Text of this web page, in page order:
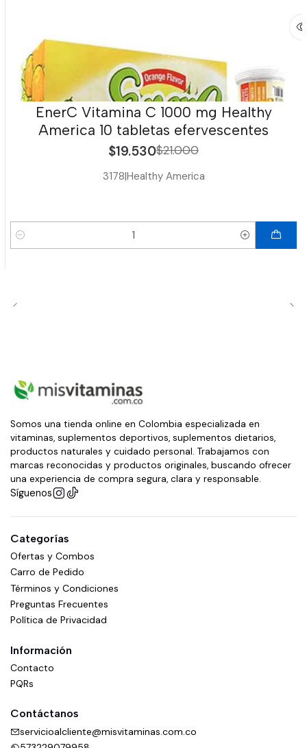
EnerC Vitamina C 1000 mg Healthy
America 10 tabletas efervescentes
$19.530$21.000
3178|Healthy America
Cantidad
Somos una tienda online en Colombia especializada en
vitaminas, suplementos deportivos, suplementos dietarios,
productos naturales y cuidado personal. Trabajamos con
marcas reconocidas y productos originales, buscando ofrecer
una experiencia de compra segura, clara y responsable.
Síguenos
Categorías
Ofertas y Combos
Carro de Pedido
Términos y Condiciones
Preguntas Frecuentes
Política de Privacidad
Información
Contacto
PQRs
Contáctanos
servicioalcliente@misvitaminas.com.co